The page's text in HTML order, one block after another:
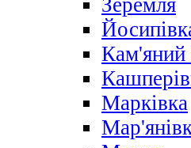
Зеремля
Кам'яний
Марківка